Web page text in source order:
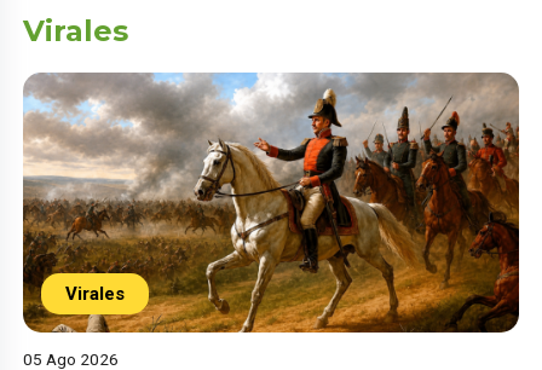
Virales
Virales
05 Ago 2026